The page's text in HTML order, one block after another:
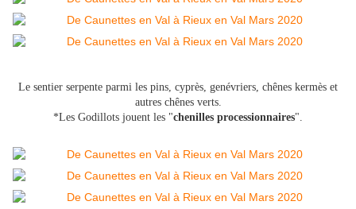
Le sentier serpente parmi les pins, cyprès, genévriers, chênes kermès et
autres chênes verts.
*Les Godillots jouent les "chenilles processionnaires".